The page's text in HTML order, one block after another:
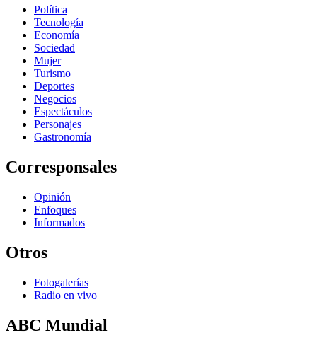
Política
Tecnología
Economía
Sociedad
Mujer
Turismo
Deportes
Negocios
Espectáculos
Personajes
Gastronomía
Corresponsales
Opinión
Enfoques
Informados
Otros
Fotogalerías
Radio en vivo
ABC Mundial